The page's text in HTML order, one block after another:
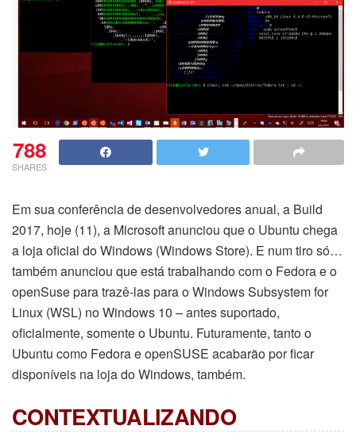
788
SHARES
Em sua conferência de desenvolvedores anual, a Build
2017, hoje (11), a Microsoft anunciou que o Ubuntu chega
a loja oficial do Windows (Windows Store). E num tiro só…
também anunciou que está trabalhando com o Fedora e o
openSuse para trazê-las para o Windows Subsystem for
Linux (WSL) no Windows 10 – antes suportado,
oficialmente, somente o Ubuntu. Futuramente, tanto o
Ubuntu como Fedora e openSUSE acabarão por ficar
disponíveis na loja do Windows, também.
CONTEXTUALIZANDO